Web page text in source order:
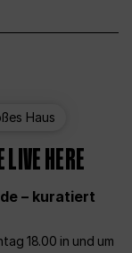
Haus
HERE
– kuratiert
18.00 in und um